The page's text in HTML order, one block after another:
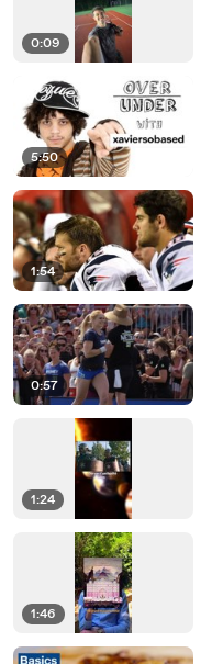
0:09
5:50
1:54
0:57
1:24
1:46